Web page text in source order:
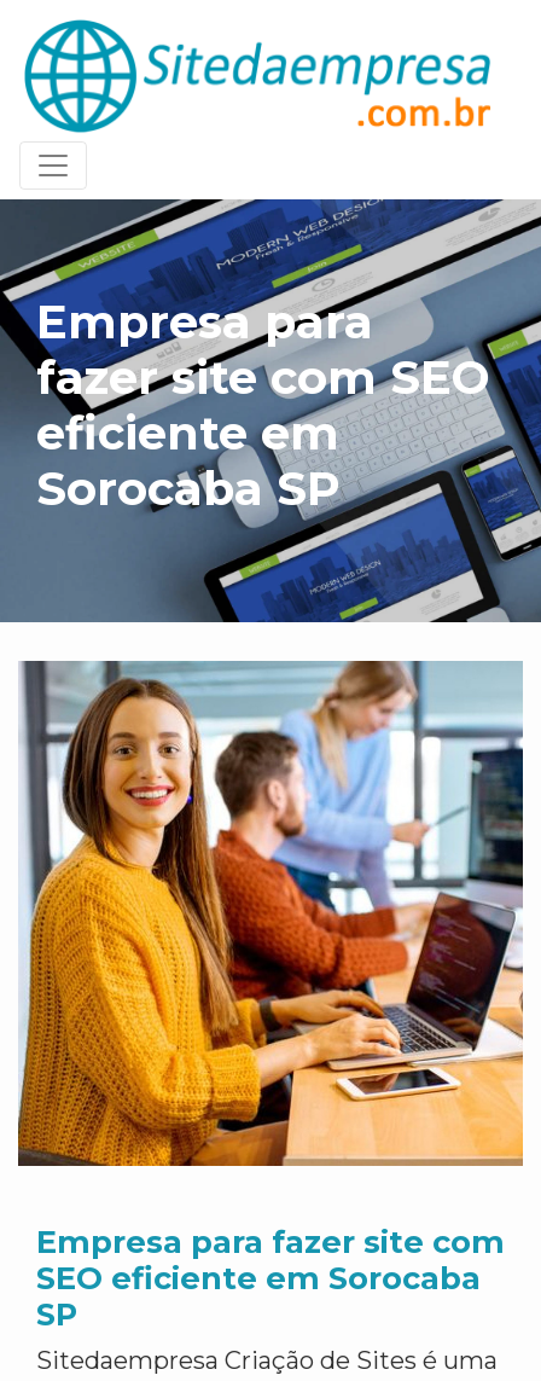
Empresa para
fazer site com SEO
eficiente em
Sorocaba SP
Empresa para fazer site com
SEO eficiente em Sorocaba
SP
Sitedaempresa Criação de Sites é uma